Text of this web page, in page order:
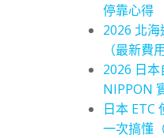
停靠心得
2026 北
（最新費
2026 日
NIPPON
日本 ETC
一次搞懂